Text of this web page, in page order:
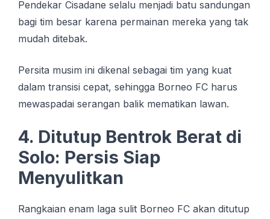
Pendekar Cisadane selalu menjadi batu sandungan
bagi tim besar karena permainan mereka yang tak
mudah ditebak.
Persita musim ini dikenal sebagai tim yang kuat
dalam transisi cepat, sehingga Borneo FC harus
mewaspadai serangan balik mematikan lawan.
4. Ditutup Bentrok Berat di
Solo: Persis Siap
Menyulitkan
Rangkaian enam laga sulit Borneo FC akan ditutup